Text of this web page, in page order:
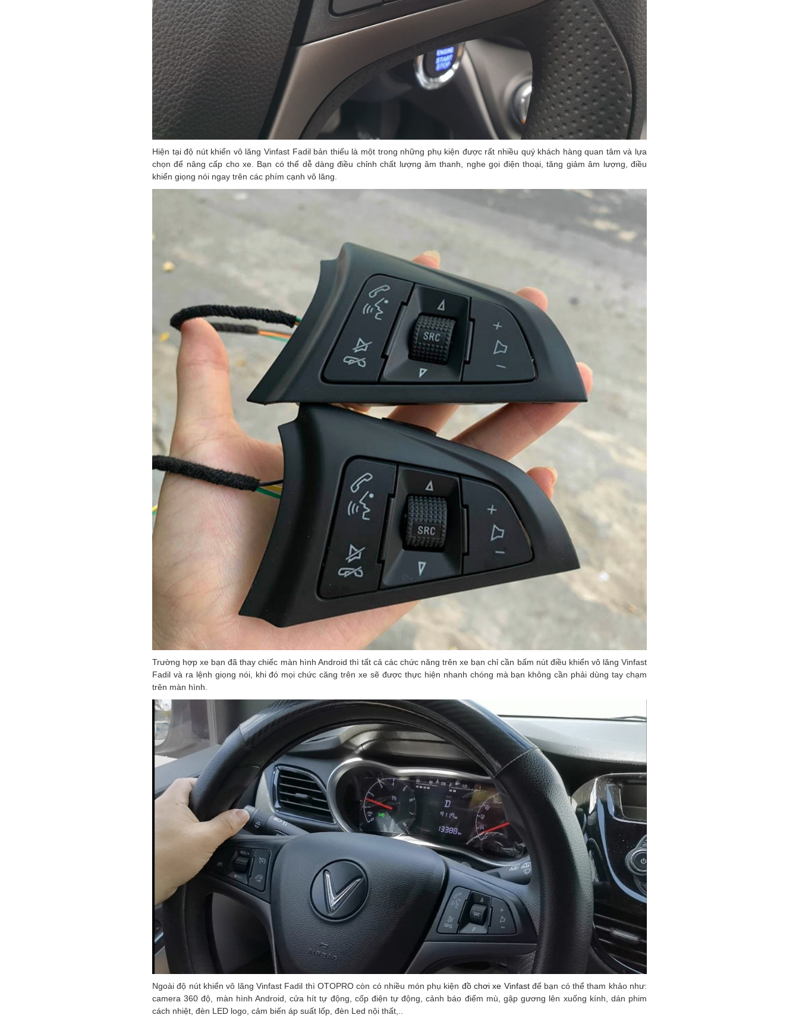
Hiện tại độ nút khiển vô lăng Vinfast Fadil bản thiếu là một trong những phụ kiện được rất nhiều quý khách hàng quan tâm và lựa
chọn để nâng cấp cho xe. Bạn có thể dễ dàng điều chỉnh chất lượng âm thanh, nghe gọi điện thoại, tăng giảm âm lượng, điều
khiển giọng nói ngay trên các phím cạnh vô lăng.
Trường hợp xe bạn đã thay chiếc màn hình Android thì tất cả các chức năng trên xe bạn chỉ cần bấm nút điều khiển vô lăng Vinfast
Fadil và ra lệnh giọng nói, khi đó mọi chức căng trên xe sẽ được thực hiện nhanh chóng mà bạn không cần phải dùng tay chạm
trên màn hình.
Ngoài độ nút khiển vô lăng Vinfast Fadil thì OTOPRO còn có nhiều món phụ kiện đồ chơi xe Vinfastđể bạn có thể tham khảo như:
camera 360 độ, màn hình Android, cửa hít tự động, cốp điện tự động, cảnh báo điểm mù, gập gương lên xuống kính, dán phim
cách nhiệt, đèn LED logo, cảm biến áp suất lốp, đèn Led nội thất,..